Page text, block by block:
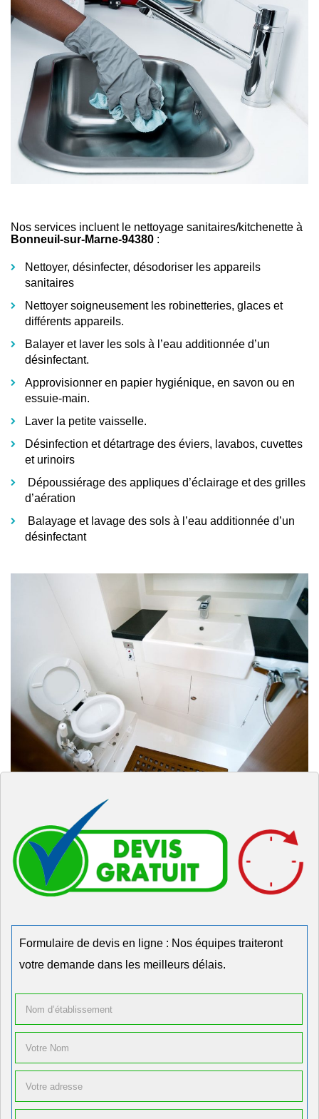
Nos services incluent le nettoyage sanitaires/kitchenette à
Bonneuil-sur-Marne-94380 :
Nettoyer, désinfecter, désodoriser les appareils
sanitaires
Nettoyer soigneusement les robinetteries, glaces et
différents appareils.
Balayer et laver les sols à l’eau additionnée d’un
désinfectant.
Approvisionner en papier hygiénique, en savon ou en
essuie-main.
Laver la petite vaisselle.
Désinfection et détartrage des éviers, lavabos, cuvettes
et urinoirs
Dépoussiérage des appliques d’éclairage et des grilles
d’aération
Balayage et lavage des sols à l’eau additionnée d’un
désinfectant
Formulaire de devis en ligne : Nos équipes traiteront
votre demande dans les meilleurs délais.